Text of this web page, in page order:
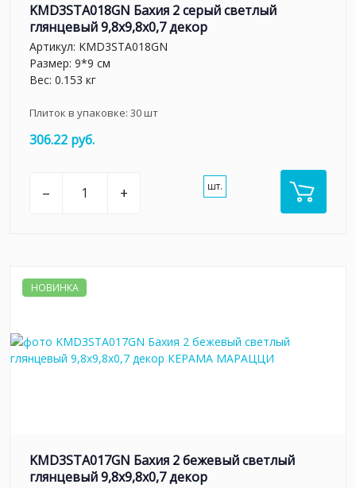
KMD3STA018GN Бахия 2 серый светлый
глянцевый 9,8x9,8x0,7 декор
Артикул: KMD3STA018GN
Размер: 9*9 см
Вес: 0.153 кг
Плиток в упаковке: 30шт
306.22 руб.
– + шт.
НОВИНКА
KMD3STA017GN Бахия 2 бежевый светлый
глянцевый 9,8x9,8x0,7 декор